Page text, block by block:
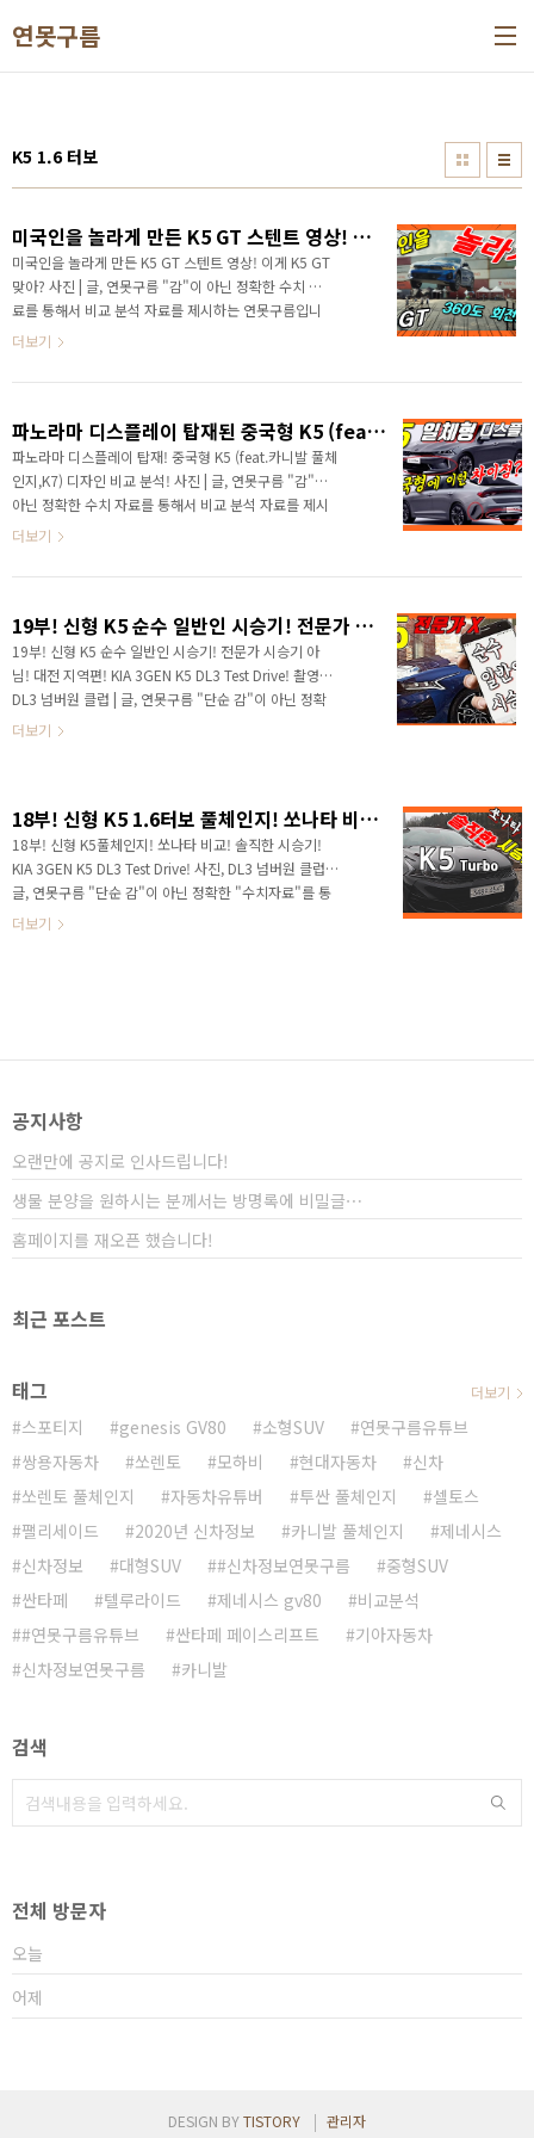
연못구름
K5 1.6 터보
미국인을 놀라게 만든 K5 GT 스텐트 영상! 이게 K5 GT 맞아?
미국인을 놀라게 만든 K5 GT 스텐트 영상! 이게 K5 GT
맞아? 사진 | 글, 연못구름 "감"이 아닌 정확한 수치 자
료를 통해서 비교 분석 자료를 제시하는 연못구름입니
다! 안녕하세요? 정확한 신차정보를 알려드리는 연못구
담고 있다보니 하단 영상으로 보시길 추천합니다. 멋진
장에 공식으로 출시가 된 K5의 미국 홈페이지부터 잠시
보시죠? "세단의 진화"라는 제목으로 K5를 소개하고 있
는데, 국내형 보다 왜 이렇게 멋져보시죠? 저만 그렇게
생각하는 건 아니겠죠? 국내와 달리 상시 사륜이 제공되
차 브랜드의 차량이라서 수요가 분명히 제한일 것 ..
더보기
파노라마 디스플레이 탑재된 중국형 K5 (feat.카니발 풀체인지,K7) 디자인 비교 분석!
파노라마 디스플레이 탑재! 중국형 K5 (feat.카니발 풀체
인지,K7) 디자인 비교 분석! 사진 | 글, 연못구름 "감"이
아닌 정확한 수치 자료를 통해서 비교 분석 자료를 제시
하는 연못구름입니다! 와우~ 이 차량이 국내형과 동일한
형인데? 저는 기아차에서 이런 디자인은 처음 봅니다. .
될 것 같네요. 오...공조기 디자인도 다른데요? 모하비 공
조기 스타일인데. 앗.. 기어 콘솔 박스는 대형 세단인 K7
스타일인데요.. 중형세단에서 컵 홀더 덮개까지 제공 된
다구요? 이게 정말 우리가 알고 있는 K5일까요? 혹시 렌
출시된 기아차 K5는 역대급 k5..
더보기
19부! 신형 K5 순수 일반인 시승기! 전문가 시승기 아님! 대전 지역편! KIA 3GEN K5 DL3 Test Drive!
19부! 신형 K5 순수 일반인 시승기! 전문가 시승기 아
님! 대전 지역편! KIA 3GEN K5 DL3 Test Drive! 촬영,
DL3 넘버원 클럽 | 글, 연못구름 "단순 감"이 아닌 정확
한 "수치자료"를 통해서 비교 분석 자료를 제시하는 연
부에서는 가능한 전문가 입장이 아닌 일반인, 소비자의
입장에서 시승기를 작성하기 위해서 고민을 했습니다.
연못구름은 기아차로 부터 시승차량을 제공받지 못했기
때문에, 시승차량을 제공받은 네이버 카페 "DL3 넘버원
클럽"과 함께 콜라보로 전국을 시승하면서 순수 일반인
의 시승기를 기획하고 전달해 드리..
더보기
18부! 신형 K5 1.6터보 풀체인지! 쏘나타 비교! 솔직한 시승기! KIA 3GEN K5 DL3 Test Drive!
18부! 신형 K5풀체인지! 쏘나타 비교! 솔직한 시승기!
KIA 3GEN K5 DL3 Test Drive! 사진, DL3 넘버원 클럽 |
글, 연못구름 "단순 감"이 아닌 정확한 "수치자료"를 통
해서 비교 분석 자료를 제시하는 연못구름입니다. 안녕하
# DL3 넘버원 클럽은 하단 이미지를 누르면 이동합니
더보기
공지사항
오랜만에 공지로 인사드립니다!
생물 분양을 원하시는 분께서는 방명록에 비밀글⋯
홈페이지를 재오픈 했습니다!
최근 포스트
태그
스포티지 genesis GV80 소형SUV
연못구름유튜브
쌍용자동차
쏘렌토 모하비 현대자동차
신차
쏘렌토 풀체인지
자동차유튜버 투싼 풀체인지
셀토스
팰리세이드
2020년 신차정보 카니발 풀체인지
제네시스
신차정보
대형SUV #신차정보연못구름
중형SUV
싼타페
텔루라이드 제네시스 gv80
비교분석
#연못구름유튜브
싼타페 페이스리프트
기아자동차
신차정보연못구름
카니발
더보기
검색
전체 방문자
오늘
어제
DESIGN BYTISTORY 관리자